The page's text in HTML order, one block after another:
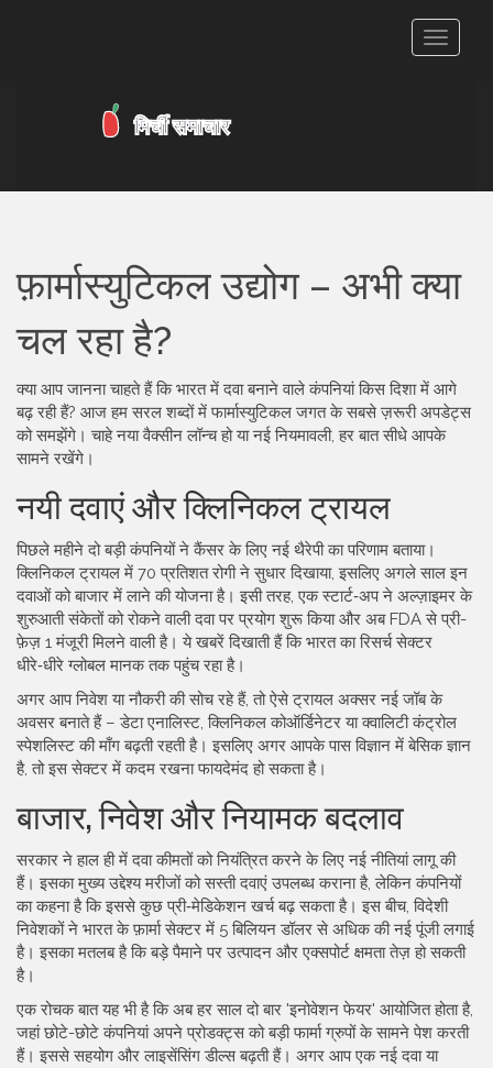
टॉगल
फ़ार्मास्युटिकल उद्योग – अभी क्या
चल रहा है?
क्या आप जानना चाहते हैं कि भारत में दवा बनाने वाले कंपनियां किस दिशा में आगे
बढ़ रही हैं? आज हम सरल शब्दों में फार्मास्युटिकल जगत के सबसे ज़रूरी अपडेट्स
को समझेंगे। चाहे नया वैक्सीन लॉन्च हो या नई नियमावली, हर बात सीधे आपके
सामने रखेंगे।
नयी दवाएं और क्लिनिकल ट्रायल
पिछले महीने दो बड़ी कंपनियों ने कैंसर के लिए नई थैरेपी का परिणाम बताया।
क्लिनिकल ट्रायल में 70 प्रतिशत रोगी ने सुधार दिखाया, इसलिए अगले साल इन
दवाओं को बाजार में लाने की योजना है। इसी तरह, एक स्टार्ट‑अप ने अल्ज़ाइमर के
शुरुआती संकेतों को रोकने वाली दवा पर प्रयोग शुरू किया और अब FDA से प्री-
फ़ेज़ 1 मंजूरी मिलने वाली है। ये खबरें दिखाती हैं कि भारत का रिसर्च सेक्टर
धीरे‑धीरे ग्लोबल मानक तक पहुंच रहा है।
अगर आप निवेश या नौकरी की सोच रहे हैं, तो ऐसे ट्रायल अक्सर नई जॉब के
अवसर बनाते हैं – डेटा एनालिस्ट, क्लिनिकल कोऑर्डिनेटर या क्वालिटी कंट्रोल
स्पेशलिस्ट की माँग बढ़ती रहती है। इसलिए अगर आपके पास विज्ञान में बेसिक ज्ञान
है, तो इस सेक्टर में कदम रखना फायदेमंद हो सकता है।
बाजार, निवेश और नियामक बदलाव
सरकार ने हाल ही में दवा कीमतों को नियंत्रित करने के लिए नई नीतियां लागू की
हैं। इसका मुख्य उद्देश्य मरीजों को सस्ती दवाएं उपलब्ध कराना है, लेकिन कंपनियों
का कहना है कि इससे कुछ प्री‑मेडिकेशन खर्च बढ़ सकता है। इस बीच, विदेशी
निवेशकों ने भारत के फ़ार्मा सेक्टर में 5 बिलियन डॉलर से अधिक की नई पूंजी लगाई
है। इसका मतलब है कि बड़े पैमाने पर उत्पादन और एक्सपोर्ट क्षमता तेज़ हो सकती
है।
एक रोचक बात यह भी है कि अब हर साल दो बार 'इनोवेशन फेयर' आयोजित होता है,
जहां छोटे-छोटे कंपनियां अपने प्रोडक्ट्स को बड़ी फार्मा ग्रुपों के सामने पेश करती
हैं। इससे सहयोग और लाइसेंसिंग डील्स बढ़ती हैं। अगर आप एक नई दवा या